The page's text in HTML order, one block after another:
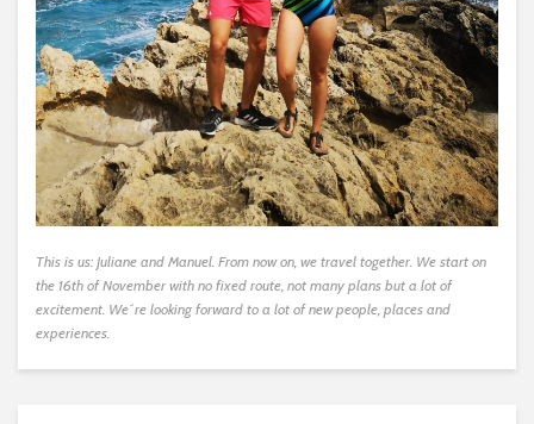
This is us: Juliane and Manuel. From now on, we travel together. We start on
the 16th of November with no fixed route, not many plans but a lot of
excitement. We´re looking forward to a lot of new people, places and
experiences.